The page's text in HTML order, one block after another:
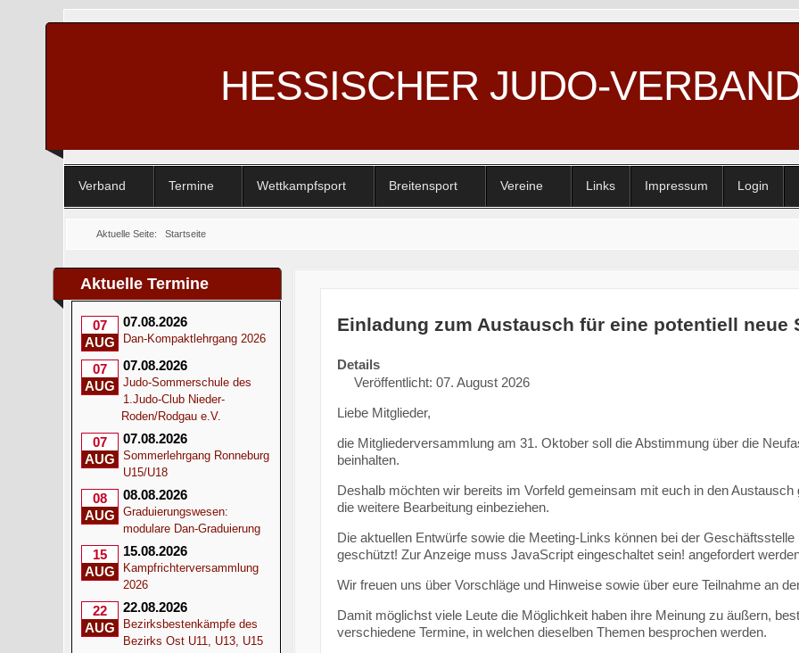
HESSISCHER JUDO-
Verband Termine Wettkampfsport Breitensport Vereine Links Impressum Login
Aktuelle Seite:Startseite
Aktuelle Termine
07
AUG
07.08.2026
Dan-Kompaktlehrgang 2026
07
AUG
07.08.2026
Judo-Sommerschule des
1.Judo-Club Nieder-
Roden/Rodgau e.V.
07
AUG
07.08.2026
Sommerlehrgang Ronneburg
U15/U18
08
AUG
08.08.2026
Graduierungswesen:
modulare Dan-Graduierung
15
AUG
15.08.2026
Kampfrichterversammlung
2026
22
AUG
22.08.2026
Bezirksbestenkämpfe des
Bezirks Ost U11, U13, U15
Einladung zum Austausch für eine potentiell neue
Details
Veröffentlicht: 07. August 2026
Liebe Mitglieder,
die Mitgliederversammlung am 31. Oktober soll die Abstimmung über die
beinhalten.
Deshalb möchten wir bereits im Vorfeld gemeinsam mit euch in den
die weitere Bearbeitung einbeziehen.
Die aktuellen Entwürfe sowie die Meeting-Links können bei der
geschützt! Zur Anzeige muss JavaScript eingeschaltet sein! angefordert
Wir freuen uns über Vorschläge und Hinweise sowie über eure Teilnahme an
Damit möglichst viele Leute die Möglichkeit haben ihre Meinung zu äußern,
verschiedene Termine, in welchen dieselben Themen besprochen werden.